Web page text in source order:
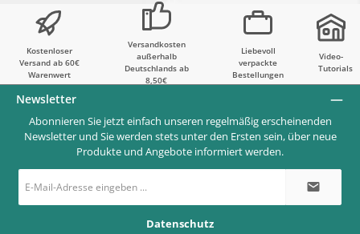
Kostenloser
Versand ab 60€
Warenwert
Versandkosten
außerhalb
Deutschlands ab
8,50€
Liebevoll
verpackte
Bestellungen
Video-
Tutorials
Newsletter
Abonnieren Sie jetzt einfach unseren regelmäßig erscheinenden
Newsletter und Sie werden stets unter den Ersten sein, über neue
Produkte und Angebote informiert werden.
Mail-
*
Datenschutz